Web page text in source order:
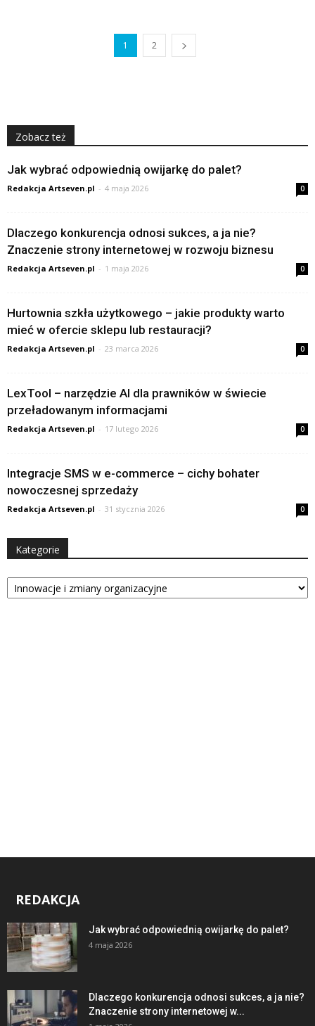
1 2
Zobacz też
Jak wybrać odpowiednią owijarkę do palet?
Redakcja Artseven.pl - 4 maja 2026 0
Dlaczego konkurencja odnosi sukces, a ja nie?
Znaczenie strony internetowej w rozwoju biznesu
Redakcja Artseven.pl - 1 maja 2026 0
Hurtownia szkła użytkowego – jakie produkty warto
mieć w ofercie sklepu lub restauracji?
Redakcja Artseven.pl - 23 marca 2026 0
LexTool – narzędzie AI dla prawników w świecie
przeładowanym informacjami
Redakcja Artseven.pl - 17 lutego 2026 0
Integracje SMS w e-commerce – cichy bohater
nowoczesnej sprzedaży
Redakcja Artseven.pl - 31 stycznia 2026 0
Kategorie
Kategorie
REDAKCJA
Jak wybrać odpowiednią owijarkę do palet?
4 maja 2026
Dlaczego konkurencja odnosi sukces, a ja nie?
Znaczenie strony internetowej w...